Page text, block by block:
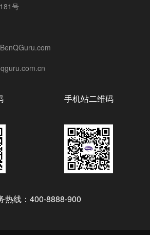
号
手机站二维码
热线：400-8888-900